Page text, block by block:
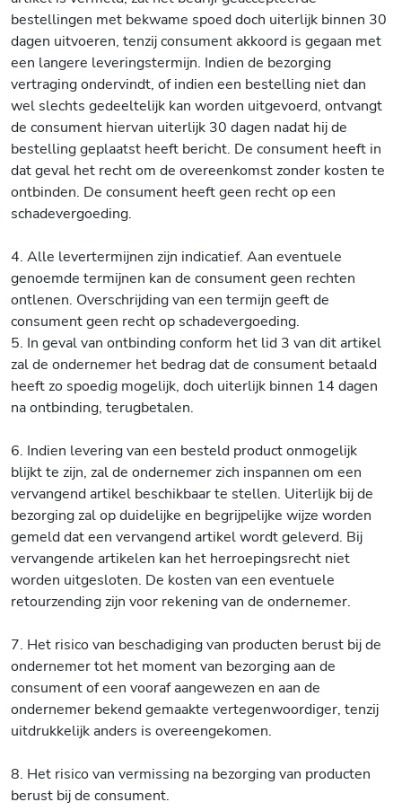
bestellingen met bekwame spoed doch uiterlijk binnen 30
dagen uitvoeren, tenzij consument akkoord is gegaan met
een langere leveringstermijn. Indien de bezorging
vertraging ondervindt, of indien een bestelling niet dan
wel slechts gedeeltelijk kan worden uitgevoerd, ontvangt
de consument hiervan uiterlijk 30 dagen nadat hij de
bestelling geplaatst heeft bericht. De consument heeft in
dat geval het recht om de overeenkomst zonder kosten te
ontbinden. De consument heeft geen recht op een
schadevergoeding.
4. Alle levertermijnen zijn indicatief. Aan eventuele
genoemde termijnen kan de consument geen rechten
ontlenen. Overschrijding van een termijn geeft de
consument geen recht op schadevergoeding.
5. In geval van ontbinding conform het lid 3 van dit artikel
zal de ondernemer het bedrag dat de consument betaald
heeft zo spoedig mogelijk, doch uiterlijk binnen 14 dagen
na ontbinding, terugbetalen.
6. Indien levering van een besteld product onmogelijk
blijkt te zijn, zal de ondernemer zich inspannen om een
vervangend artikel beschikbaar te stellen. Uiterlijk bij de
bezorging zal op duidelijke en begrijpelijke wijze worden
gemeld dat een vervangend artikel wordt geleverd. Bij
vervangende artikelen kan het herroepingsrecht niet
worden uitgesloten. De kosten van een eventuele
retourzending zijn voor rekening van de ondernemer.
7. Het risico van beschadiging van producten berust bij de
ondernemer tot het moment van bezorging aan de
consument of een vooraf aangewezen en aan de
ondernemer bekend gemaakte vertegenwoordiger, tenzij
uitdrukkelijk anders is overeengekomen.
8. Het risico van vermissing na bezorging van producten
berust bij de consument.